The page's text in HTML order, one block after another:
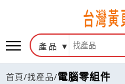
產品
首頁/找產品/電腦零組件